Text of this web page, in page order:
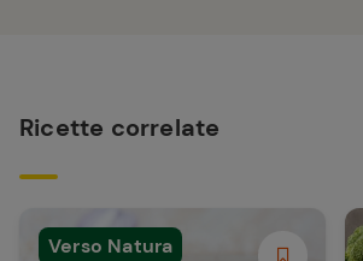
Ricette correlate
Verso Natura